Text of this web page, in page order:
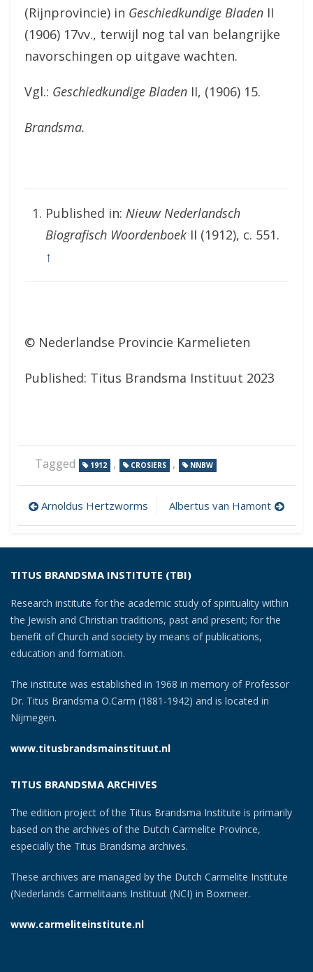
(Rijnprovincie) in Geschiedkundige Bladen II
(1906) 17vv., terwijl nog tal van belangrijke
navorschingen op uitgave wachten.
Vgl.: Geschiedkundige Bladen II, (1906) 15.
Brandsma.
Published in: Nieuw Nederlandsch
Biografisch Woordenboek II (1912), c. 551.
↑
© Nederlandse Provincie Karmelieten
Published: Titus Brandsma Instituut 2023
Tagged 1912 , CROSIERS , NNBW
Post
navigation
Arnoldus Hertzworms Albertus van Hamont
TITUS BRANDSMA INSTITUTE (TBI)
Research institute for the academic study of spirituality within
the Jewish and Christian traditions, past and present; for the
benefit of Church and society by means of publications,
education and formation.
The institute was established in 1968 in memory of Professor
Dr. Titus Brandsma O.Carm (1881-1942) and is located in
Nijmegen.
www.titusbrandsmainstituut.nl
TITUS BRANDSMA ARCHIVES
The edition project of the Titus Brandsma Institute is primarily
based on the archives of the Dutch Carmelite Province,
especially the Titus Brandsma archives.
These archives are managed by the Dutch Carmelite Institute
(Nederlands Carmelitaans Instituut (NCI) in Boxmeer.
www.carmeliteinstitute.nl